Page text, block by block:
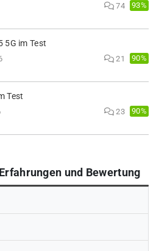
74 93%
5G im Test
21 90%
Test
23 90%
und Bewertung